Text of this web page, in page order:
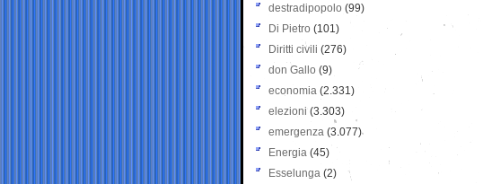
destradipopolo (99)
Di Pietro (101)
Diritti civili (276)
don Gallo (9)
economia (2.331)
elezioni (3.303)
emergenza (3.077)
Energia (45)
Esselunga (2)